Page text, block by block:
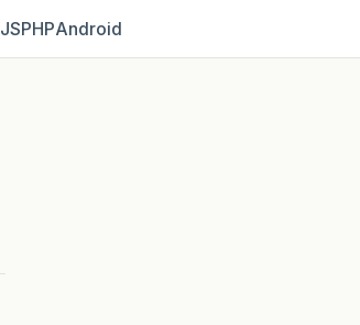
JSPHPAndroid